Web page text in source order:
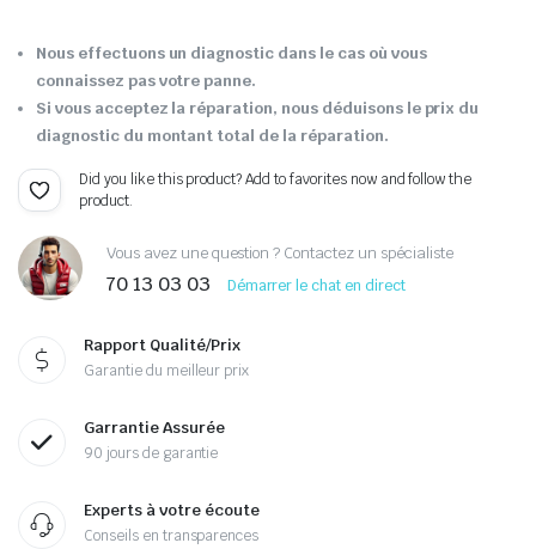
Nous effectuons un diagnostic dans le cas où vous
connaissez pas votre panne.
Si vous acceptez la réparation, nous déduisons le prix du
diagnostic du montant total de la réparation.
Did you like this product? Add to favorites now and follow the
product.
Vous avez une question ? Contactez un spécialiste
70 13 03 03 Démarrer le chat en direct
Rapport Qualité/Prix
Garantie du meilleur prix
Garrantie Assurée
90 jours de garantie
Experts à votre écoute
Conseils en transparences